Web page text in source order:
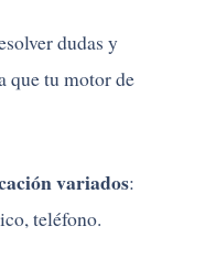
dudas y
quetu motorde
variados:
teléfono.